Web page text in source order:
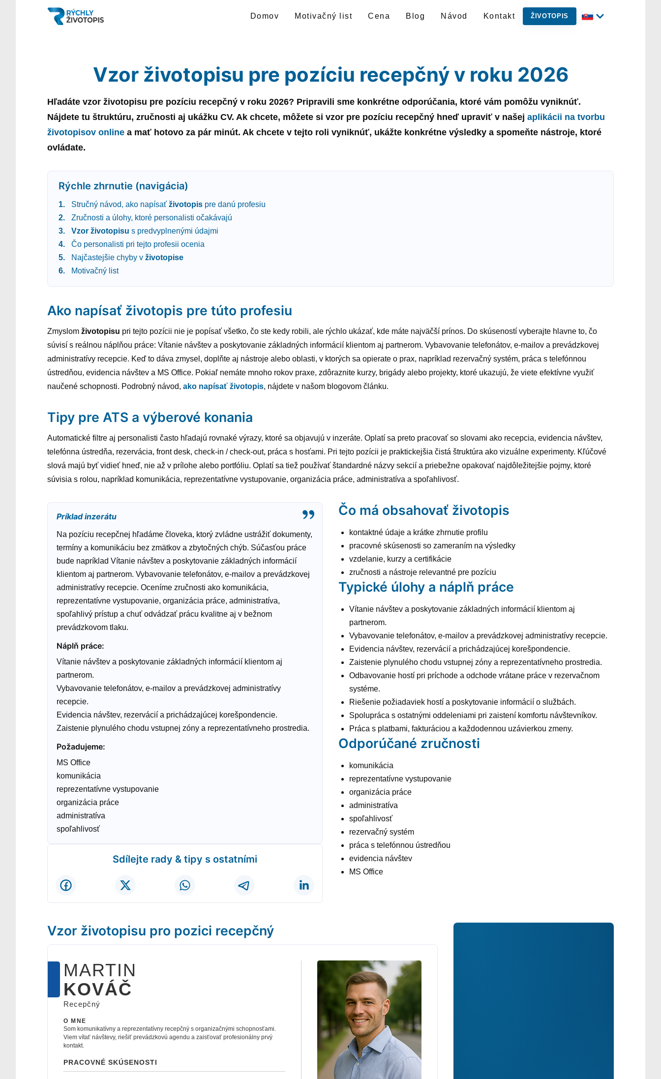
Domov Motivačný list Cena Blog Návod Kontakt ŽIVOTOPIS
Vzor životopisu pre pozíciu recepčný v roku 2026
Hľadáte vzor životopisu pre pozíciu recepčný v roku 2026? Pripravili sme konkrétne odporúčania, ktoré vám pomôžu vyniknúť.
Nájdete tu štruktúru, zručnosti aj ukážku CV. Ak chcete, môžete si vzor pre pozíciu recepčný hneď upraviť v našej aplikácii na tvorbu
životopisov online a mať hotovo za pár minút. Ak chcete v tejto roli vyniknúť, ukážte konkrétne výsledky a spomeňte nástroje, ktoré
ovládate.
Rýchle zhrnutie (navigácia)
Stručný návod, ako napísať životopispre danú profesiu
Zručnosti a úlohy, ktoré personalisti očakávajú
Vzor životopisu s predvyplnenými údajmi
Čo personalisti pri tejto profesii ocenia
Najčastejšie chyby v životopise
Motivačný list
Ako napísať životopis pre túto profesiu
Zmyslom životopisu pri tejto pozícii nie je popísať všetko, čo ste kedy robili, ale rýchlo ukázať, kde máte najväčší prínos. Do skúseností vyberajte hlavne to, čo
súvisí s reálnou náplňou práce: Vítanie návštev a poskytovanie základných informácií klientom aj partnerom. Vybavovanie telefonátov, e-mailov a prevádzkovej
administratívy recepcie. Keď to dáva zmysel, doplňte aj nástroje alebo oblasti, v ktorých sa opierate o prax, napríklad rezervačný systém, práca s telefónnou
ústredňou, evidencia návštev a MS Office. Pokiaľ nemáte mnoho rokov praxe, zdôraznite kurzy, brigády alebo projekty, ktoré ukazujú, že viete efektívne využiť
naučené schopnosti. Podrobný návod, ako napísať životopis, nájdete v našom blogovom článku.
Tipy pre ATS a výberové konania
Automatické filtre aj personalisti často hľadajú rovnaké výrazy, ktoré sa objavujú v inzeráte. Oplatí sa preto pracovať so slovami ako recepcia, evidencia návštev,
telefónna ústredňa, rezervácia, front desk, check-in / check-out, práca s hosťami. Pri tejto pozícii je praktickejšia čistá štruktúra ako vizuálne experimenty. Kľúčové
slová majú byť vidieť hneď, nie až v prílohe alebo portfóliu. Oplatí sa tiež používať štandardné názvy sekcií a priebežne opakovať najdôležitejšie pojmy, ktoré
súvisia s rolou, napríklad komunikácia, reprezentatívne vystupovanie, organizácia práce, administratíva a spoľahlivosť.
Príklad inzerátu
Na pozíciu recepčnej hľadáme človeka, ktorý zvládne ustrážiť dokumenty,
termíny a komunikáciu bez zmätkov a zbytočných chýb. Súčasťou práce
bude napríklad Vítanie návštev a poskytovanie základných informácií
klientom aj partnerom. Vybavovanie telefonátov, e-mailov a prevádzkovej
administratívy recepcie. Oceníme zručnosti ako komunikácia,
reprezentatívne vystupovanie, organizácia práce, administratíva,
spoľahlivý prístup a chuť odvádzať prácu kvalitne aj v bežnom
prevádzkovom tlaku.
Náplň práce:
Vítanie návštev a poskytovanie základných informácií klientom aj
partnerom.
Vybavovanie telefonátov, e-mailov a prevádzkovej administratívy
recepcie.
Evidencia návštev, rezervácií a prichádzajúcej korešpondencie.
Zaistenie plynulého chodu vstupnej zóny a reprezentatívneho prostredia.
Požadujeme:
MS Office
komunikácia
reprezentatívne vystupovanie
organizácia práce
administratíva
spoľahlivosť
Sdílejte rady & tipy s ostatními
Čo má obsahovať životopis
kontaktné údaje a krátke zhrnutie profilu
pracovné skúsenosti so zameraním na výsledky
vzdelanie, kurzy a certifikácie
zručnosti a nástroje relevantné pre pozíciu
Typické úlohy a náplň práce
Vítanie návštev a poskytovanie základných informácií klientom aj
partnerom.
Vybavovanie telefonátov, e-mailov a prevádzkovej administratívy recepcie.
Evidencia návštev, rezervácií a prichádzajúcej korešpondencie.
Zaistenie plynulého chodu vstupnej zóny a reprezentatívneho prostredia.
Odbavovanie hostí pri príchode a odchode vrátane práce v rezervačnom
systéme.
Riešenie požiadaviek hostí a poskytovanie informácií o službách.
Spolupráca s ostatnými oddeleniami pri zaistení komfortu návštevníkov.
Práca s platbami, fakturáciou a každodennou uzávierkou zmeny.
Odporúčané zručnosti
komunikácia
reprezentatívne vystupovanie
organizácia práce
administratíva
spoľahlivosť
rezervačný systém
práca s telefónnou ústredňou
evidencia návštev
MS Office
Vzor životopisu pro pozici recepčný
MARTIN
KOVÁČ
Recepčný
O MNE
Som komunikatívny a reprezentatívny recepčný s organizačnými schopnosťami.
Viem vítať návštevy, riešiť prevádzkovú agendu a zaisťovať profesionálny prvý
kontakt.
PRACOVNÉ SKÚSENOSTI